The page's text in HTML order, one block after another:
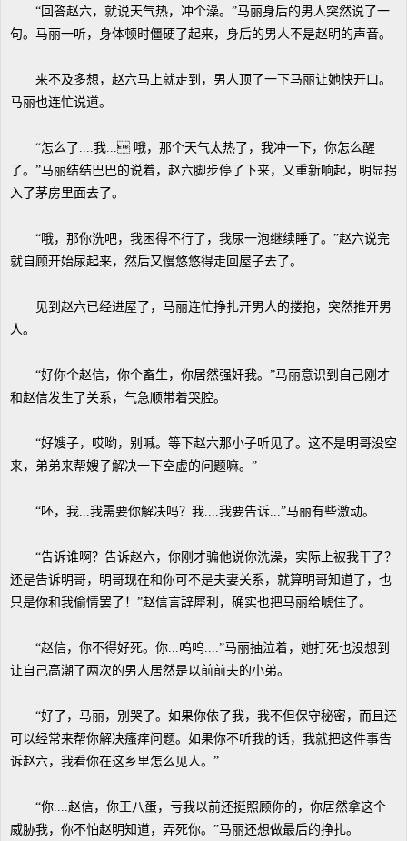
“回答赵六，就说天气热，冲个澡。”马丽身后的男人突然说了一
句。马丽一听，身体顿时僵硬了起来，身后的男人不是赵明的声音。
来不及多想，赵六马上就走到，男人顶了一下马丽让她快开口。
马丽也连忙说道。
“怎么了....我... 哦，那个天气太热了，我冲一下，你怎么醒
了。”马丽结结巴巴的说着，赵六脚步停了下来，又重新响起，明显拐
入了茅房里面去了。
“哦，那你洗吧，我困得不行了，我尿一泡继续睡了。”赵六说完
就自顾开始尿起来，然后又慢悠悠得走回屋子去了。
见到赵六已经进屋了，马丽连忙挣扎开男人的搂抱，突然推开男
人。
“好你个赵信，你个畜生，你居然强奸我。”马丽意识到自己刚才
和赵信发生了关系，气急顺带着哭腔。
“好嫂子，哎哟，别喊。等下赵六那小子听见了。这不是明哥没空
来，弟弟来帮嫂子解决一下空虚的问题嘛。”
“呸，我...我需要你解决吗？我....我要告诉...”马丽有些激动。
“告诉谁啊？告诉赵六，你刚才骗他说你洗澡，实际上被我干了？
还是告诉明哥，明哥现在和你可不是夫妻关系，就算明哥知道了，也
只是你和我偷情罢了！”赵信言辞犀利，确实也把马丽给唬住了。
“赵信，你不得好死。你...呜呜....”马丽抽泣着，她打死也没想到
让自己高潮了两次的男人居然是以前前夫的小弟。
“好了，马丽，别哭了。如果你依了我，我不但保守秘密，而且还
可以经常来帮你解决瘙痒问题。如果你不听我的话，我就把这件事告
诉赵六，我看你在这乡里怎么见人。”
“你....赵信，你王八蛋，亏我以前还挺照顾你的，你居然拿这个
威胁我，你不怕赵明知道，弄死你。”马丽还想做最后的挣扎。